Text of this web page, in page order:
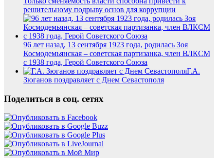
решительному подрыву основ для коррупции
96 лет назад, 13 сентября 1923 года, родилась Зоя
Космодемьянская – советская партизанка, член ВЛКСМ
с 1938 года, Герой Советского Союза
Г.А.
Зюганов поздравляет с Днем Севастополя
Поделиться в соц. сетях